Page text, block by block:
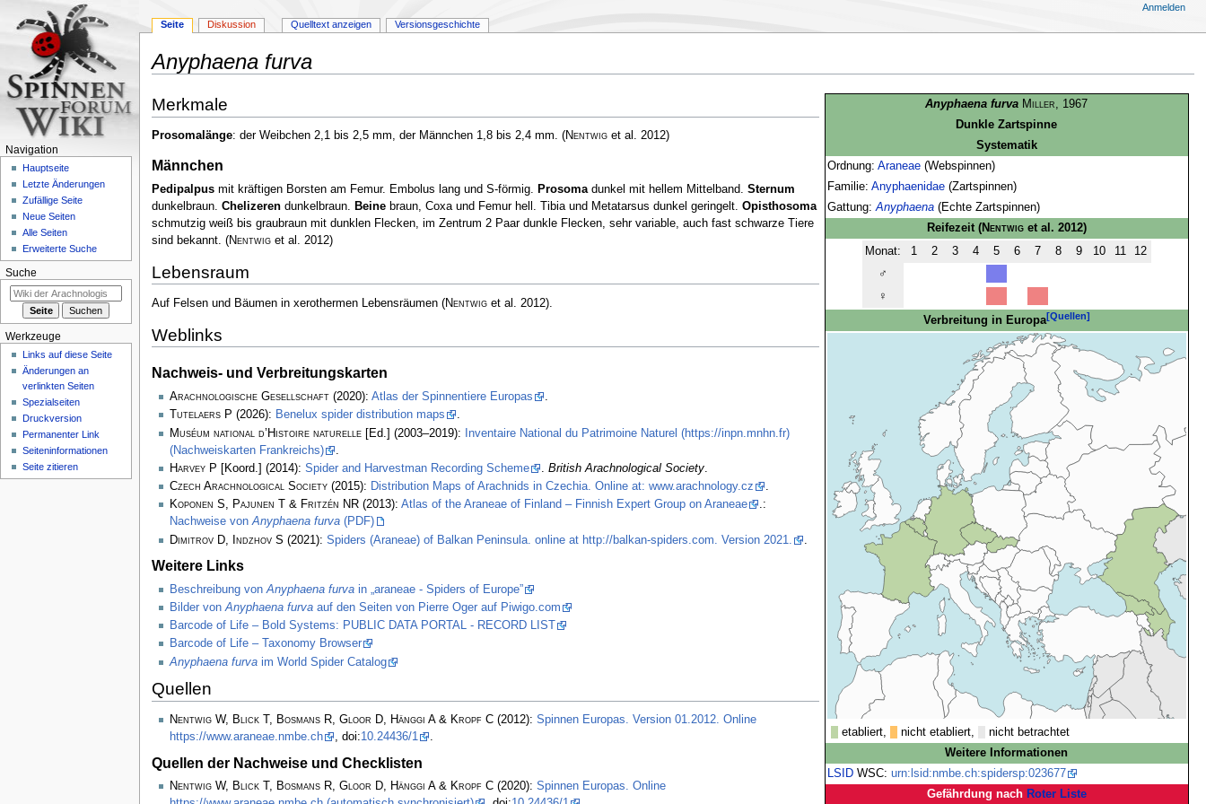
Anyphaena furva
Navigation
springen
Suche
springen
Anyphaena furva Miller, 1967
Dunkle Zartspinne
Systematik
Ordnung: Araneae(Webspinnen)
Familie: Anyphaenidae(Zartspinnen)
Gattung:Anyphaena(Echte Zartspinnen)
Reifezeit (Nentwiget al. 2012)
Monat:
1 2 3 4 5 6 7 8 9 10 11
12
♂
♀
Verbreitung in Europa[Quellen]
etabliert, nicht etabliert,
nicht betrachtet
Weitere Informationen
LSIDWSC: urn:lsid:nmbe.ch:spidersp:023677
Gefährdung nach Roter Liste
Merkmale
Prosomalänge: der Weibchen 2,1 bis 2,5 mm, der Männchen 1,8 bis 2,4 mm. (Nentwiget al. 2012)
Männchen
Pedipalpusmit kräftigen Borsten am Femur. Embolus lang und S-förmig. Prosomadunkel mit hellem Mittelband. Sternum
dunkelbraun. Chelizerendunkelbraun. Beinebraun, Coxa und Femur hell. Tibia und Metatarsus dunkel geringelt. Opisthosoma
schmutzig weiß bis graubraun mit dunklen Flecken, im Zentrum 2 Paar dunkle Flecken, sehr variable, auch fast schwarze Tiere
sind bekannt. (Nentwiget al. 2012)
Lebensraum
Auf Felsen und Bäumen in xerothermen Lebensräumen (Nentwiget al. 2012).
Weblinks
Nachweis- und Verbreitungskarten
Arachnologische Gesellschaft(2020): Atlas der Spinnentiere Europas
.
Tutelaers P (2026): Benelux spider distribution maps
.
Muséum national d’Histoire naturelle[Ed.] (2003–2019):
Inventaire National du Patrimoine Naturel (https://inpn.mnhn.fr)
(Nachweiskarten Frankreichs)
Harvey P [Koord.] (2014): Spider and Harvestman Recording Scheme British Arachnological Society.
Czech Arachnological Society(2015): Distribution Maps of Arachnids in Czechia. Online at: www.arachnology.cz
.
Koponen S, Pajunen T & Fritzén NR(2013): Atlas of the Araneae of Finland – Finnish Expert Group on Araneae
.:
Nachweise vonAnyphaena furva(PDF)
Dimitrov D, Indzhov S (2021): Spiders (Araneae) of Balkan Peninsula. online at http://balkan-spiders.com. Version 2021.
Weitere Links
Beschreibung von Anyphaena furvain „araneae - Spiders of Europe”
Bilder vonAnyphaena furvaauf den Seiten von Pierre Oger auf Piwigo.com
Barcode of Life – Bold Systems: PUBLIC DATA PORTAL - RECORD LIST
Barcode of Life – Taxonomy Browser
Anyphaena furvaim World Spider Catalog
Quellen
Nentwig W, Blick T, Bosmans R, Gloor D, Hänggi A & Kropf C(2012): Spinnen Europas. Version 01.2012. Online
https://www.araneae.nmbe.ch
, doi:10.24436/1 .
Quellen der Nachweise und Checklisten
Nentwig W, Blick T, Bosmans R, Gloor D, Hänggi A & Kropf C(2020): Spinnen Europas. Online
Seite Diskussion Quelltext anzeigen Versionsgeschichte
Anmelden
Navigation
Hauptseite
Letzte Änderungen
Zufällige Seite
Neue Seiten
Alle Seiten
Erweiterte Suche
Suche
Werkzeuge
Links auf diese Seite
Änderungen an
verlinkten Seiten
Spezialseiten
Druckversion
Permanenter Link
Seiten­­informationen
Seite zitieren